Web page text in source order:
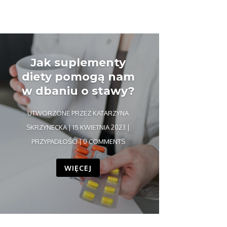
Jak suplementy
diety pomogą nam
w dbaniu o stawy?
UTWORZONE PRZEZ KATARZYNA
SKRZYNECKA|15 KWIETNIA 2023 |
PRZYPADŁOŚCI| 0 COMMENTS
WIĘCEJ